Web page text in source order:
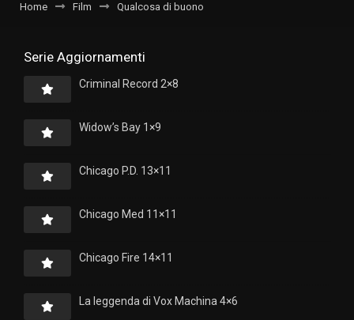
Home Film Qualcosa di buono
Serie Aggiornamenti
Criminal Record 2×8
Widow’s Bay 1×9
Chicago P.D. 13×11
Chicago Med 11×11
Chicago Fire 14×11
La leggenda di Vox Machina 4×6